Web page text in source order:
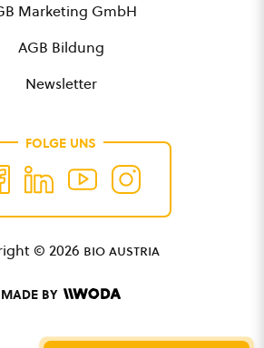
Marketing GmbH
AGB Bildung
Newsletter
FOLGE UNS
© 2026 bio austria
MADE BY